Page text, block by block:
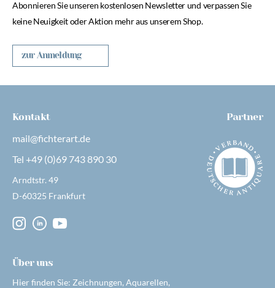
Abonnieren Sie unseren kostenlosen Newsletter und verpassen Sie
keine Neuigkeit oder Aktion mehr aus unserem Shop.
zur Anmeldung
Kontakt
mail@fichterart.de
Tel +49 (0)69 743 890 30
Arndtstr. 49
D-60325 Frankfurt
Partner
Über uns
Hier finden Sie: Zeichnungen, Aquarellen,